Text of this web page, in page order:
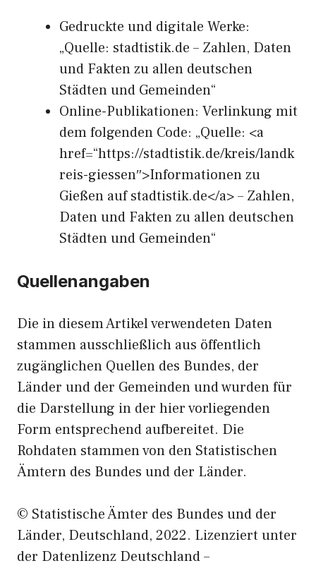
Gedruckte und digitale Werke:
„Quelle: stadtistik.de – Zahlen, Daten
und Fakten zu allen deutschen
Städten und Gemeinden“
Online-Publikationen: Verlinkung mit
dem folgenden Code: „Quelle: <a
href=“https://stadtistik.de/kreis/landk
reis-giessen″>Informationen zu
Gießen auf stadtistik.de</a> – Zahlen,
Daten und Fakten zu allen deutschen
Städten und Gemeinden“
Quellenangaben
Die in diesem Artikel verwendeten Daten
stammen ausschließlich aus öffentlich
zugänglichen Quellen des Bundes, der
Länder und der Gemeinden und wurden für
die Darstellung in der hier vorliegenden
Form entsprechend aufbereitet. Die
Rohdaten stammen von den Statistischen
Ämtern des Bundes und der Länder.
© Statistische Ämter des Bundes und der
Länder, Deutschland, 2022. Lizenziert unter
der Datenlizenz Deutschland –